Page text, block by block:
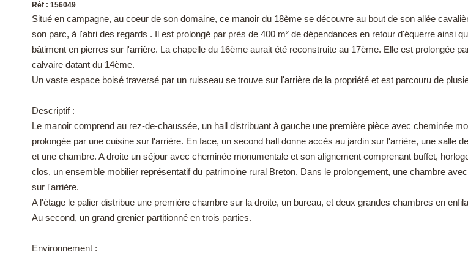
Réf : 156049
Situé en campagne, au coeur de son domaine, ce manoir du 18ème se découvre au bout de son allée
son parc, à l'abri des regards . Il est prolongé par près de 400 m² de dépendances en retour d'équerre ainsi
bâtiment en pierres sur l'arrière. La chapelle du 16ème aurait été reconstruite au 17ème. Elle est prolongée
calvaire datant du 14ème.
Un vaste espace boisé traversé par un ruisseau se trouve sur l'arrière de la propriété et est parcouru de
Descriptif :
Le manoir comprend au rez-de-chaussée, un hall distribuant à gauche une première pièce avec cheminée
prolongée par une cuisine sur l'arrière. En face, un second hall donne accès au jardin sur l'arrière, une salle
et une chambre. A droite un séjour avec cheminée monumentale et son alignement comprenant buffet,
clos, un ensemble mobilier représentatif du patrimoine rural Breton. Dans le prolongement, une chambre
sur l'arrière.
A l'étage le palier distribue une première chambre sur la droite, un bureau, et deux grandes chambres en
Au second, un grand grenier partitionné en trois parties.
Environnement :